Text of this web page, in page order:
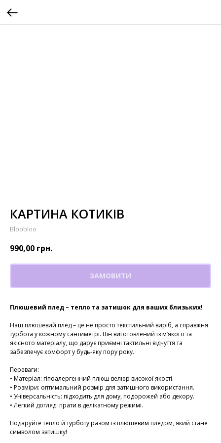
КАРТИНА КОТИКІВ
Bloobloo
990,00 грн.
ЗАМОВИТИ
Плюшевий плед – тепло та затишок для ваших близьких!
Наш плюшевий плед – це не просто текстильний виріб, а справжня
турбота у кожному сантиметрі. Він виготовлений із м’якого та
якісного матеріалу, що дарує приємні тактильні відчуття та
забезпечує комфорт у будь-яку пору року.
Переваги:
• Матеріал: гіпоалергенний плюш велюр високої якості.
• Розміри: оптимальний розмір для затишного використання.
• Універсальність: підходить для дому, подорожей або декору.
• Легкий догляд: прати в делікатному режимі.
Подаруйте тепло й турботу разом із плюшевим пледом, який стане
символом затишку!